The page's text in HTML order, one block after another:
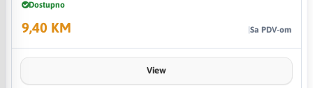
Dostupno
9,40 KM Sa PDV-om
View